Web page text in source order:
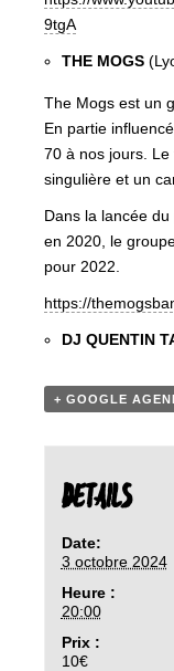
9tgA
THE MOGS
The Mogs est un
En partie
70 à nos jours.
singulière et un
Dans la lancée
en 2020, le
pour 2022.
https://
DJ QUENTIN
+ GOOGLE
DETAILS
Date:
3 octobre 2024
Heure :
20:00
Prix :
10€